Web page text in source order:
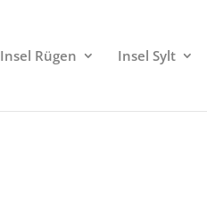
Insel Rügen Insel Sylt